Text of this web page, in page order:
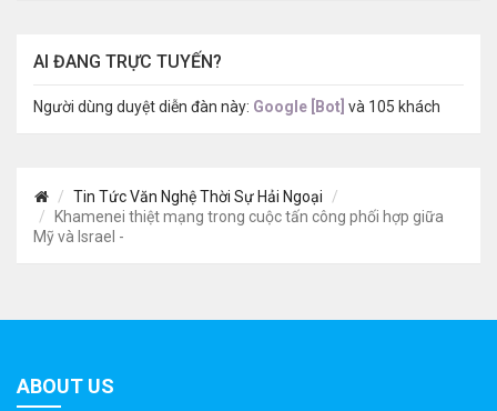
AI ĐANG TRỰC TUYẾN?
Người dùng duyệt diễn đàn này: Google [Bot] và 105 khách
Tin Tức Văn Nghệ Thời Sự Hải Ngoại
Khamenei thiệt mạng trong cuộc tấn công phối hợp giữa
Mỹ và Israel -
ABOUT US